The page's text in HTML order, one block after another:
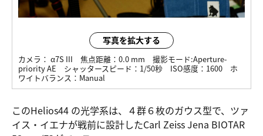
写真を拡大する
カメラ： α7S III 焦点距離： 0.0 mm 撮影モード:Aperture-
priority AE
シャッタースピード： 1/50秒 ISO感度： 1600
ホ
ワイトバランス： Manual
このHelios44 の光学系は、４群６枚のガウス型で、ツァ
イス・イエナが戦前に設計したCarl Zeiss Jena BIOTAR